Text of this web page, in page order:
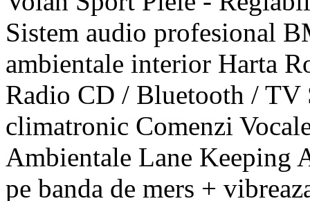
Sistem audio profesional
ambientale interior Harta
Radio CD / Bluetooth / TV
climatronic Comenzi
Ambientale Lane Keeping
pe banda de mers +